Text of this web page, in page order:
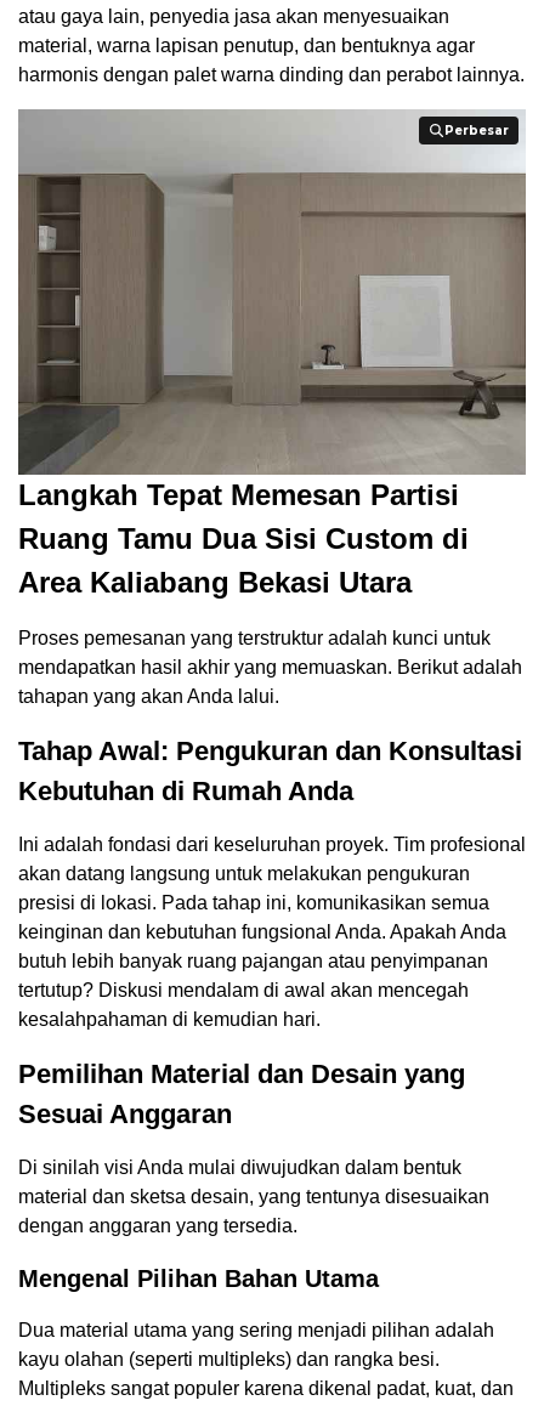
atau gaya lain, penyedia jasa akan menyesuaikan
material, warna lapisan penutup, dan bentuknya agar
harmonis dengan palet warna dinding dan perabot lainnya.
Perbesar
Perbesar
Langkah Tepat Memesan Partisi
Ruang Tamu Dua Sisi Custom di
Area Kaliabang Bekasi Utara
Proses pemesanan yang terstruktur adalah kunci untuk
mendapatkan hasil akhir yang memuaskan. Berikut adalah
tahapan yang akan Anda lalui.
Tahap Awal: Pengukuran dan Konsultasi
Kebutuhan di Rumah Anda
Ini adalah fondasi dari keseluruhan proyek. Tim profesional
akan datang langsung untuk melakukan pengukuran
presisi di lokasi. Pada tahap ini, komunikasikan semua
keinginan dan kebutuhan fungsional Anda. Apakah Anda
butuh lebih banyak ruang pajangan atau penyimpanan
tertutup? Diskusi mendalam di awal akan mencegah
kesalahpahaman di kemudian hari.
Pemilihan Material dan Desain yang
Sesuai Anggaran
Di sinilah visi Anda mulai diwujudkan dalam bentuk
material dan sketsa desain, yang tentunya disesuaikan
dengan anggaran yang tersedia.
Mengenal Pilihan Bahan Utama
Dua material utama yang sering menjadi pilihan adalah
kayu olahan (seperti multipleks) dan rangka besi.
Multipleks sangat populer karena dikenal padat, kuat, dan